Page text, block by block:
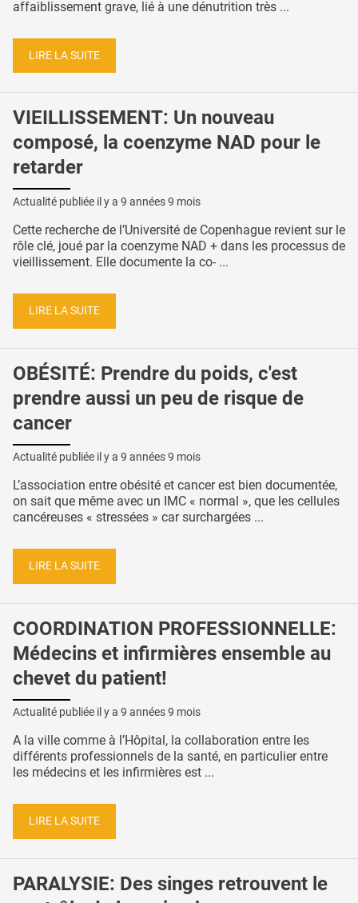
affaiblissement grave, lié à une dénutrition très ...
LIRE LA SUITE
VIEILLISSEMENT: Un nouveau
composé, la coenzyme NAD pour le
retarder
Actualité publiée il y a 9 années 9 mois
Cette recherche de l’Université de Copenhague revient sur le
rôle clé, joué par la coenzyme NAD + dans les processus de
vieillissement. Elle documente la co- ...
LIRE LA SUITE
OBÉSITÉ: Prendre du poids, c'est
prendre aussi un peu de risque de
cancer
Actualité publiée il y a 9 années 9 mois
L’association entre obésité et cancer est bien documentée,
on sait que même avec un IMC « normal », que les cellules
cancéreuses « stressées » car surchargées ...
LIRE LA SUITE
COORDINATION PROFESSIONNELLE:
Médecins et infirmières ensemble au
chevet du patient!
Actualité publiée il y a 9 années 9 mois
A la ville comme à l’Hôpital, la collaboration entre les
différents professionnels de la santé, en particulier entre
les médecins et les infirmières est ...
LIRE LA SUITE
PARALYSIE: Des singes retrouvent le